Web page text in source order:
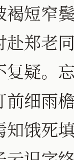
短窄
赴郑老
疑。
细雨
饿死